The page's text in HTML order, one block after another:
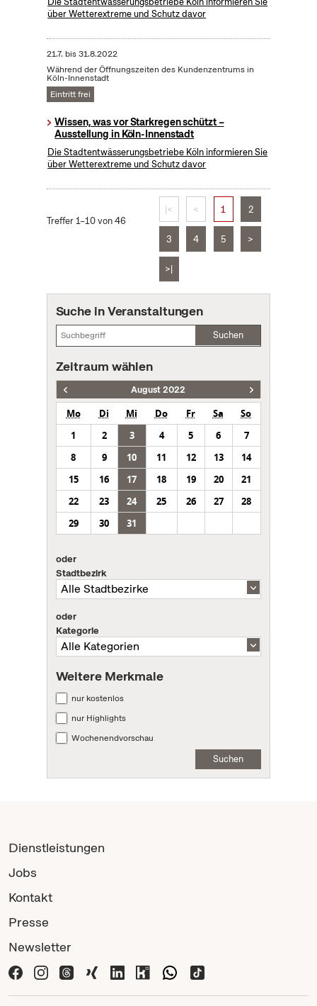
über Wetterextreme und Schutz davor
21.7. bis31.8.2022
Während der Öffnungszeiten des Kundenzentrums in
Köln-Innenstadt
Eintritt frei
Wissen, was vor Starkregen schützt –
Ausstellung in Köln-Innenstadt
Die Stadtentwässerungsbetriebe Köln informieren Sie
über Wetterextreme und Schutz davor
Treffer 1–10 von 46
|< < 1 2
3 4 5 >
>|
Suche in Veranstaltungen
Suchen
Zeitraum wählen
August 2022
Mo Di Mi Do Fr Sa
So
1
2 3 4 5 6
7
8
9 10 11 12 13
14
15
16 17 18 19 20
21
22
23 24 25 26 27
28
29
30 31
oder
Stadtbezirk
oder
Kategorie
Weitere Merkmale
nur kostenlos
nur Highlights
Wochenendvorschau
Suchen
Dienstleistungen
Jobs
Kontakt
Presse
Newsletter